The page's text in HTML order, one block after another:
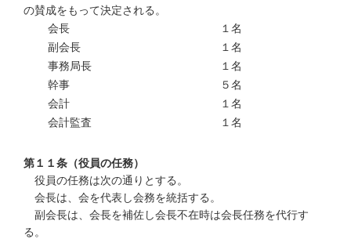
の賛成をもって決定される。
会長
１名
副会長
１名
事務局長
１名
幹事
５名
会計
１名
会計監査
１名
第１１条（役員の任務）
役員の任務は次の通りとする。
会長は、会を代表し会務を統括する。
副会長は、会長を補佐し会長不在時は会長任務を代行す
る。